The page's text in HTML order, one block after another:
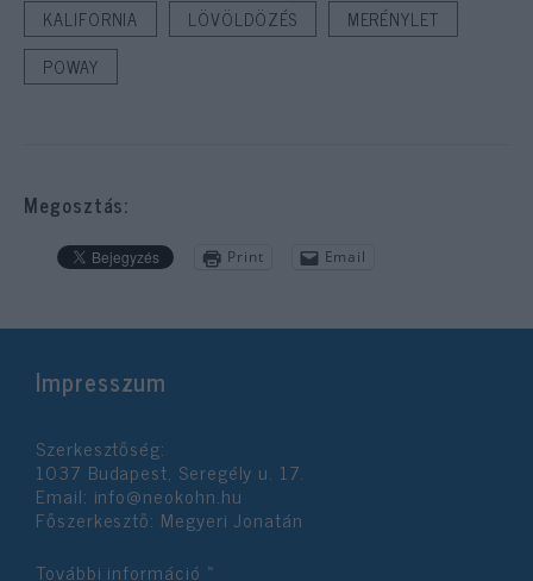
KALIFORNIA
LÖVÖLDÖZÉS
MERÉNYLET
POWAY
Megosztás:
Print Email
Impresszum
Szerkesztőség:
1037 Budapest, Seregély u. 17.
Email: info@neokohn.hu
Főszerkesztő: Megyeri Jonatán
További információ »